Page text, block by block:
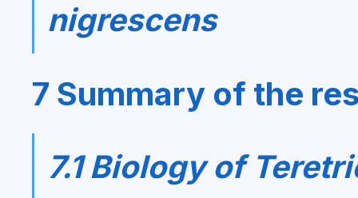
nigrescens
7 Summary of the
7.1 Biology of